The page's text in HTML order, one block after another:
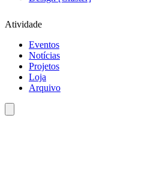
Atividade
Eventos
Notícias
Projetos
Loja
Arquivo